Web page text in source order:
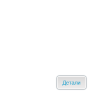
Детали